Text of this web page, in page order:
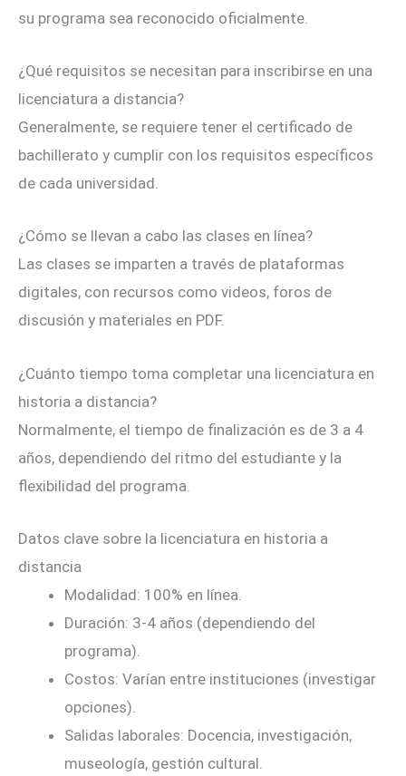
su programa sea reconocido oficialmente.
¿Qué requisitos se necesitan para inscribirse en una
licenciatura a distancia?
Generalmente, se requiere tener el certificado de
bachillerato y cumplir con los requisitos específicos
de cada universidad.
¿Cómo se llevan a cabo las clases en línea?
Las clases se imparten a través de plataformas
digitales, con recursos como videos, foros de
discusión y materiales en PDF.
¿Cuánto tiempo toma completar una licenciatura en
historia a distancia?
Normalmente, el tiempo de finalización es de 3 a 4
años, dependiendo del ritmo del estudiante y la
flexibilidad del programa.
Datos clave sobre la licenciatura en historia a
distancia
Modalidad: 100% en línea.
Duración: 3-4 años (dependiendo del
programa).
Costos: Varían entre instituciones (investigar
opciones).
Salidas laborales: Docencia, investigación,
museología, gestión cultural.